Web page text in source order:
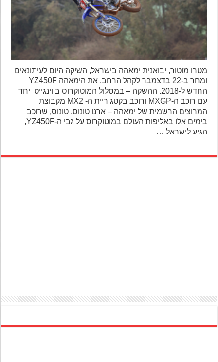
מטרו מוטור, יבואנית ימאהה בישראל, השיקה היום לעיתונאים
ומחר ב-22 בדצמבר לקהל הרחב, את הימאהה YZ450F
החדש ל-2018. ההשקה – במסלול המוטוקרוס בווינגייט יחד
עם רוכב ה-MXGP ורוכב בקטגוריית ה- MX2 מקבוצת
המרוצים הרשמית של ימאהה – ארנו טונוס. טונוס, שרוכב
בימים אלו באליפות העולם במוטוקרוס על גבי ה-YZ450F,
הגיע לישראל …